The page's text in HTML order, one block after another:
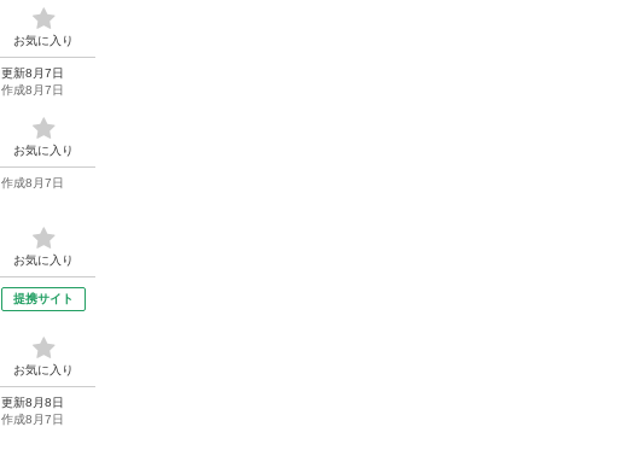
お気に入り
更新8月7日
作成8月7日
お気に入り
作成8月7日
お気に入り
提携サイト
お気に入り
更新8月8日
作成8月7日